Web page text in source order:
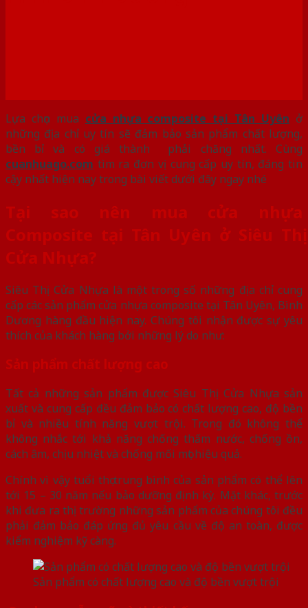
Lựa chọn mua cửa nhựa composite tại Tân Uyên ở
những địa chỉ uy tín sẽ đảm bảo sản phẩm chất lượng,
bền bỉ và có giá thành phải chăng nhất. Cùng
cuanhuago.com tìm ra đơn vị cung cấp uy tín, đáng tin
cậy nhất hiện nay trong bài viết dưới đây ngay nhé
Tại sao nên mua cửa nhựa
Composite tại Tân Uyên ở Siêu Thị
Cửa Nhựa?
Siêu Thị Cửa Nhựa là một trong số những địa chỉ cung
cấp các sản phẩm cửa nhựa composite tại Tân Uyên, Bình
Dương hàng đầu hiện nay. Chúng tôi nhận được sự yêu
thích của khách hàng bởi những lý do như:
Sản phẩm chất lượng cao
Tất cả những sản phẩm được Siêu Thị Cửa Nhựa sản
xuất và cung cấp đều đảm bảo có chất lượng cao, độ bền
bỉ và nhiều tính năng vượt trội. Trong đó không thể
không nhắc tới khả năng chống thấm nước, chống ồn,
cách âm, chịu nhiệt và chống mối mọt hiệu quả.
Chính vì vậy tuổi thọ trung bình của sản phẩm có thể lên
tới 15 – 30 năm nếu bảo dưỡng định kỳ. Mặt khác, trước
khi đưa ra thị trường những sản phẩm của chúng tôi đều
phải đảm bảo đáp ứng đủ yêu cầu về độ an toàn, được
kiểm nghiệm kỹ càng.
Sản phẩm có chất lượng cao và độ bền vượt trội